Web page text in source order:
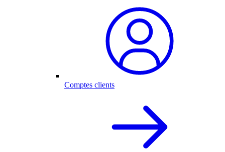
Comptes clients